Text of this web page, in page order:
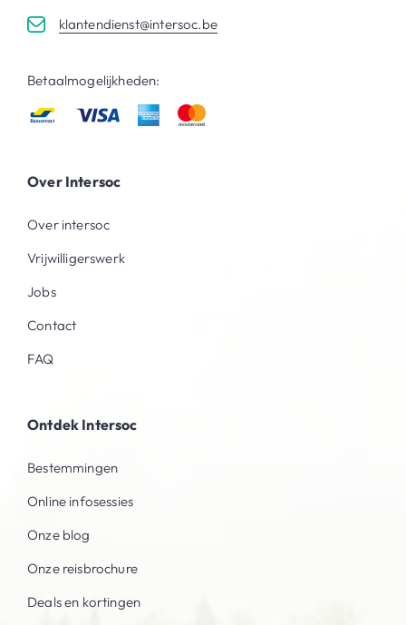
klantendienst@intersoc.be
Betaalmogelijkheden:
Over Intersoc
Over intersoc
Vrijwilligerswerk
Jobs
Contact
FAQ
Ontdek Intersoc
Bestemmingen
Online infosessies
Onze blog
Onze reisbrochure
Deals en kortingen